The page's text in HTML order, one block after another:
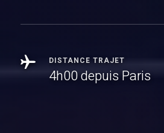
DISTANCE TRAJET
4h00 depuis Paris